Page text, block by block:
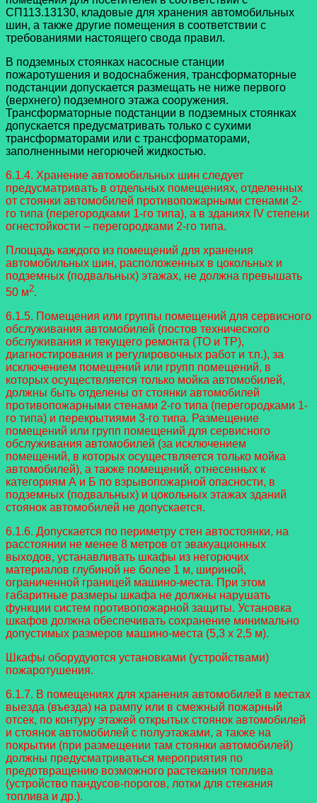
СП113.13130, кладовые для хранения автомобильных
шин, а также другие помещения в соответствии с
требованиями настоящего свода правил.
В подземных стоянках насосные станции
пожаротушения и водоснабжения, трансформаторные
подстанции допускается размещать не ниже первого
(верхнего) подземного этажа сооружения.
Трансформаторные подстанции в подземных стоянках
допускается предусматривать только с сухими
трансформаторами или с трансформаторами,
заполненными негорючей жидкостью.
6.1.4. Хранение автомобильных шин следует
предусматривать в отдельных помещениях, отделенных
от стоянки автомобилей противопожарными стенами 2-
го типа (перегородками 1-го типа), а в зданиях IV степени
огнестойкости – перегородками 2-го типа.
Площадь каждого из помещений для хранения
автомобильных шин, расположенных в цокольных и
подземных (подвальных) этажах, не должна превышать
50 м2.
6.1.5. Помещения или группы помещений для сервисного
обслуживания автомобилей (постов технического
обслуживания и текущего ремонта (ТО и ТР),
диагностирования и регулировочных работ и т.п.), за
исключением помещений или групп помещений, в
которых осуществляется только мойка автомобилей,
должны быть отделены от стоянки автомобилей
противопожарными стенами 2-го типа (перегородками 1-
го типа) и перекрытиями 3-го типа. Размещение
помещений или групп помещений для сервисного
обслуживания автомобилей (за исключением
помещений, в которых осуществляется только мойка
автомобилей), а также помещений, отнесенных к
категориям А и Б по взрывопожарной опасности, в
подземных (подвальных) и цокольных этажах зданий
стоянок автомобилей не допускается.
6.1.6. Допускается по периметру стен автостоянки, на
расстоянии не менее 8 метров от эвакуационных
выходов, устанавливать шкафы из негорючих
материалов глубиной не более 1 м, шириной,
ограниченной границей машино-места. При этом
габаритные размеры шкафа не должны нарушать
функции систем противопожарной защиты. Установка
шкафов должна обеспечивать сохранение минимально
допустимых размеров машино-места (5,3 x 2,5 м).
Шкафы оборудуются установками (устройствами)
пожаротушения.
6.1.7. В помещениях для хранения автомобилей в местах
выезда (въезда) на рампу или в смежный пожарный
отсек, по контуру этажей открытых стоянок автомобилей
и стоянок автомобилей с полуэтажами, а также на
покрытии (при размещении там стоянки автомобилей)
должны предусматриваться мероприятия по
предотвращению возможного растекания топлива
(устройство пандусов-порогов, лотки для стекания
топлива и др.).